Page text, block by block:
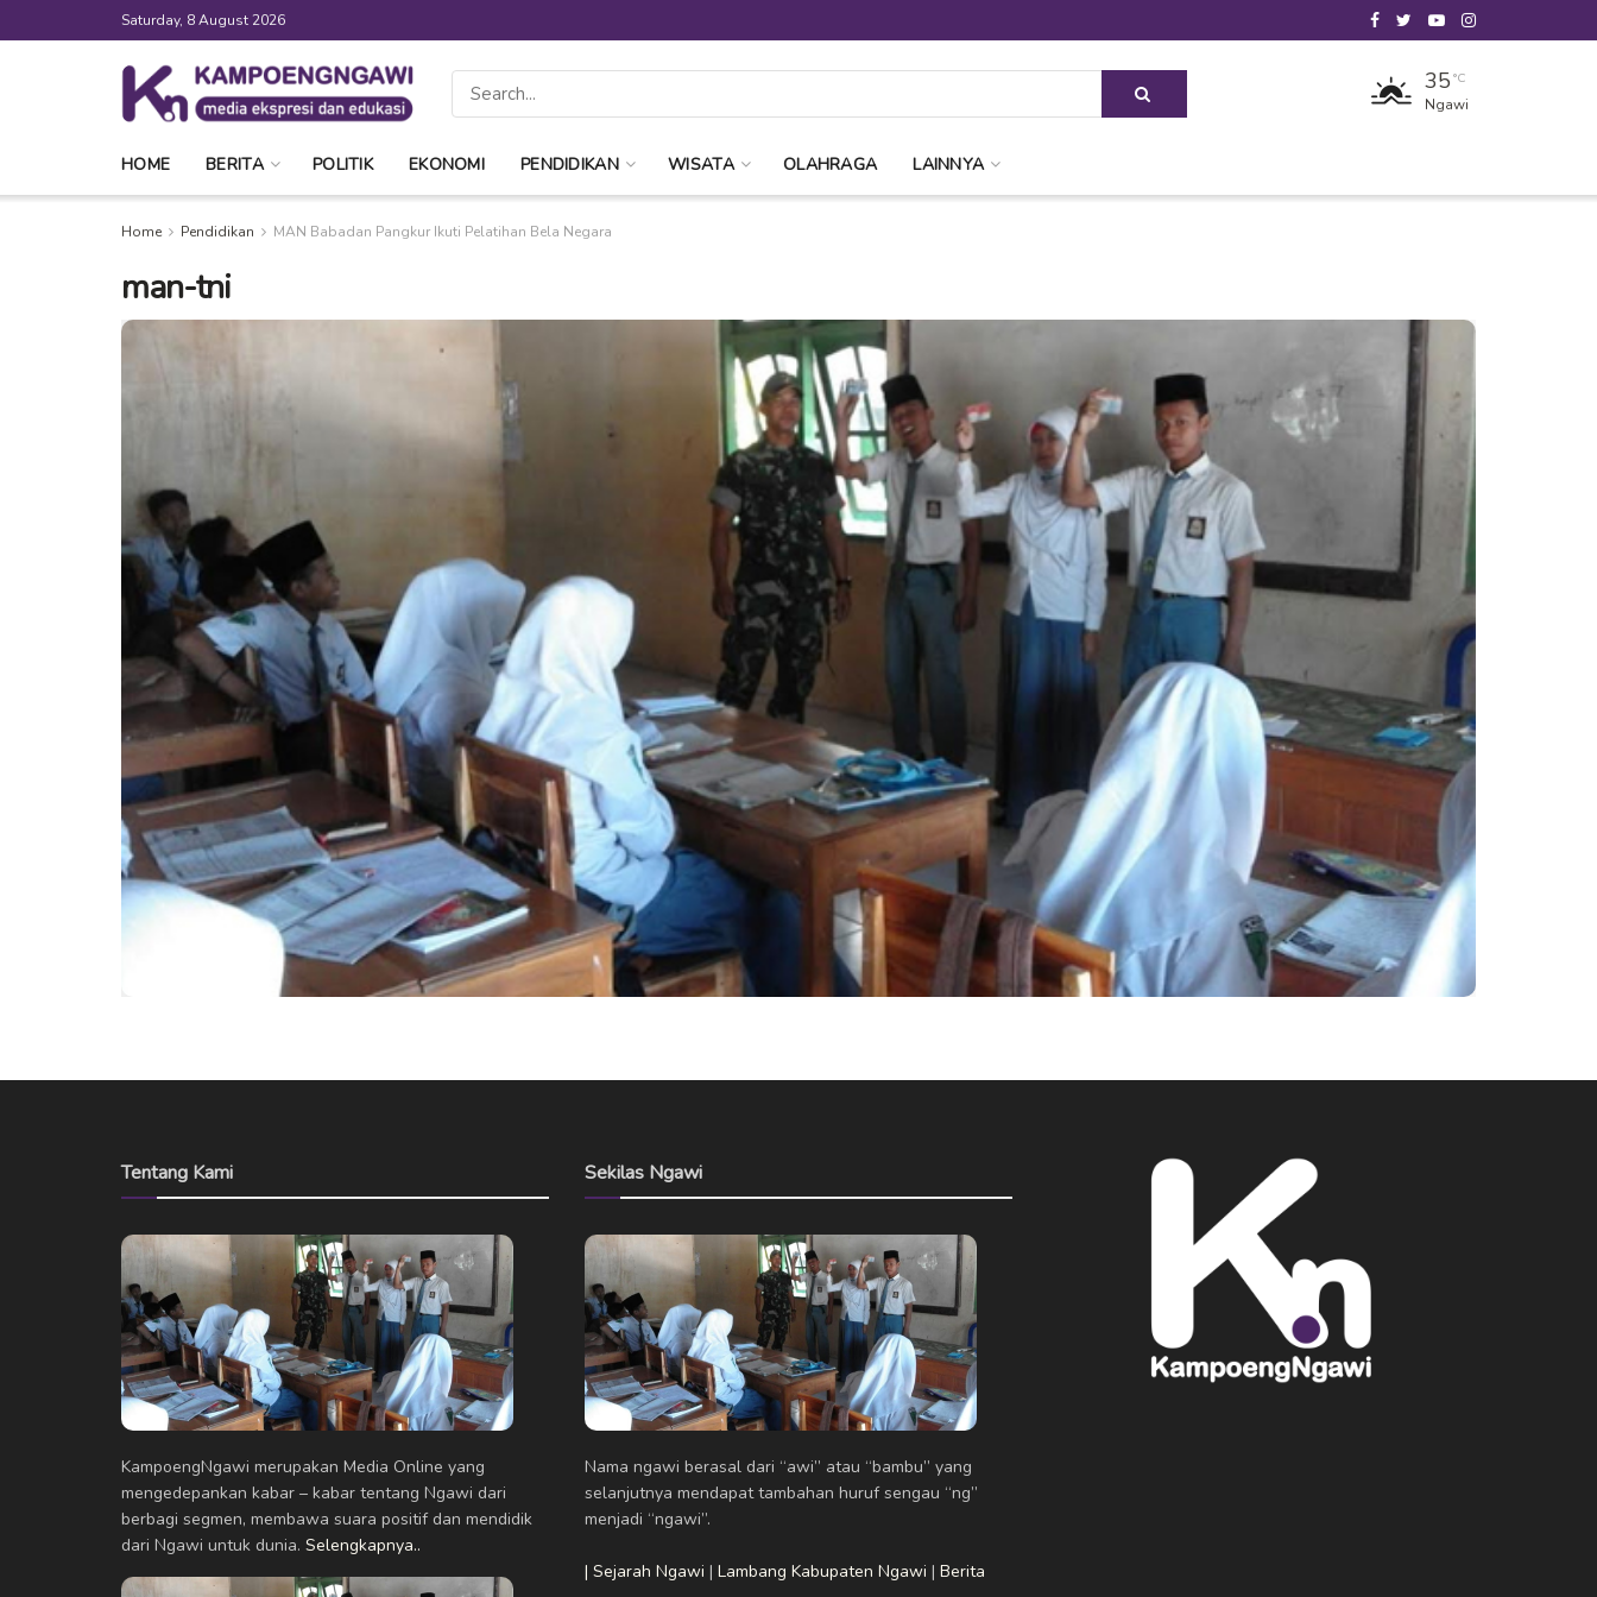
Saturday, 8 August 2026
35 °C
Ngawi
HOME BERITA POLITIK EKONOMI PENDIDIKAN WISATA OLAHRAGA LAINNYA
Home Pendidikan MAN Babadan Pangkur Ikuti Pelatihan Bela Negara
man-tni
Tentang Kami
KampoengNgawi merupakan Media Online yang
mengedepankan kabar – kabar tentang Ngawi dari
berbagi segmen, membawa suara positif dan mendidik
dari Ngawi untuk dunia. Selengkapnya..
Sekilas Ngawi
Nama ngawi berasal dari “awi” atau “bambu” yang
selanjutnya mendapat tambahan huruf sengau “ng”
menjadi “ngawi”.
| Sejarah Ngawi | Lambang Kabupaten Ngawi | Berita